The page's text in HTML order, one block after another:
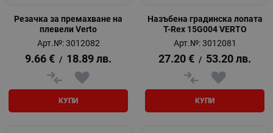
Резачка за премахване на
плевели Verto
Арт.№: 3012082
9.66 € / 18.89 лв.
КУПИ
Назъбена градинска лопата
T-Rex 15G004 VERTO
Арт.№: 3012081
27.20 € / 53.20 лв.
КУПИ